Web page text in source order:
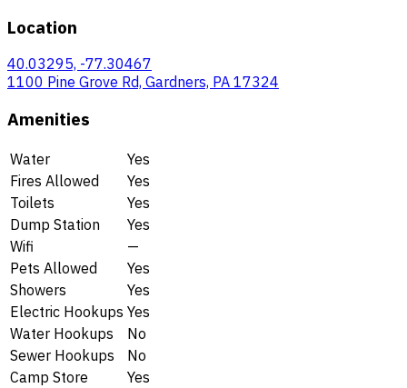
Location
40.03295, -77.30467
1100 Pine Grove Rd, Gardners, PA 17324
Amenities
Water
Yes
Fires Allowed
Yes
Toilets
Yes
Dump Station
Yes
Wifi
—
Pets Allowed
Yes
Showers
Yes
Electric Hookups Yes
Water Hookups
No
Sewer Hookups
No
Camp Store
Yes